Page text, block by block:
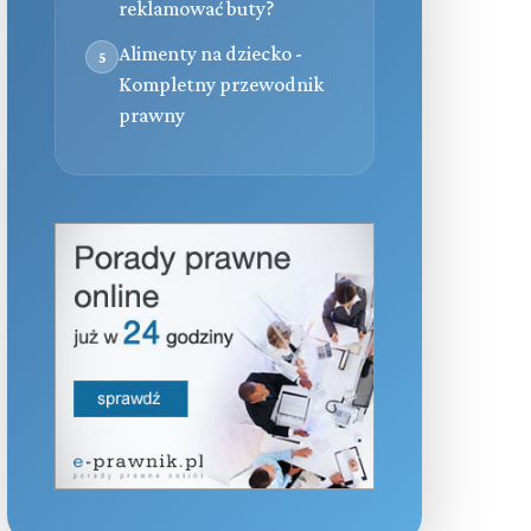
reklamować buty?
5
Alimenty na dziecko -
Kompletny przewodnik
prawny